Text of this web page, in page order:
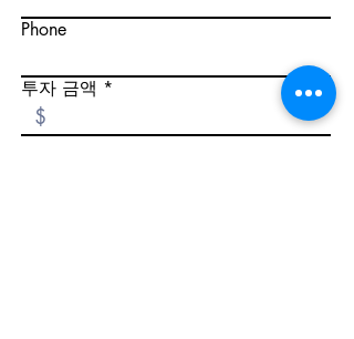
Phone
투자 금액